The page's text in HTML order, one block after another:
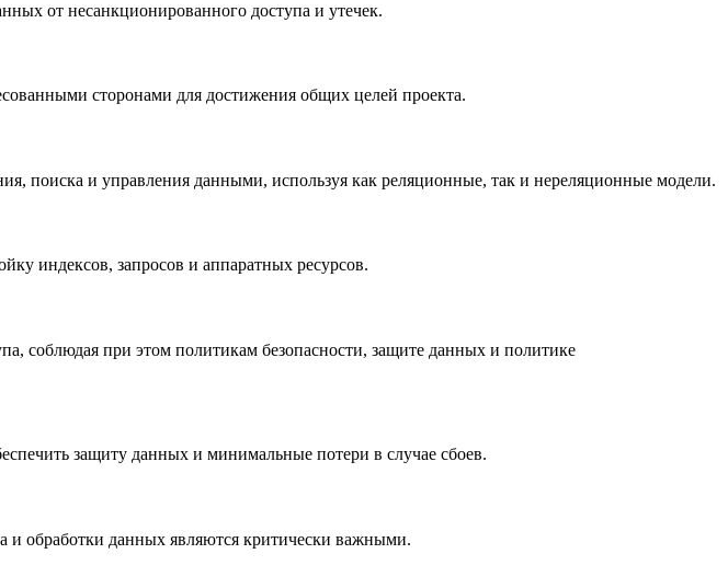
от несанкционированного доступа и утечек.
сторонами для достижения общих целей проекта.
поиска и управления данными, используя как реляционные, так и нереляционные модели.
индексов, запросов и аппаратных ресурсов.
соблюдая при этом политикам безопасности, защите данных и политике
защиту данных и минимальные потери в случае сбоев.
и обработки данных являются критически важными.